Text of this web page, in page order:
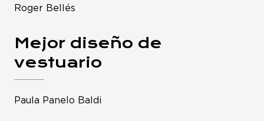
Roger Bellés
Mejor diseño de
vestuario
Paula Panelo Baldi